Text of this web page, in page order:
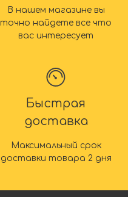
В нашем магазине вы
точно найдете все что
вас интересует
Быстрая
доставка
Максимальный срок
доставки товара 2 дня